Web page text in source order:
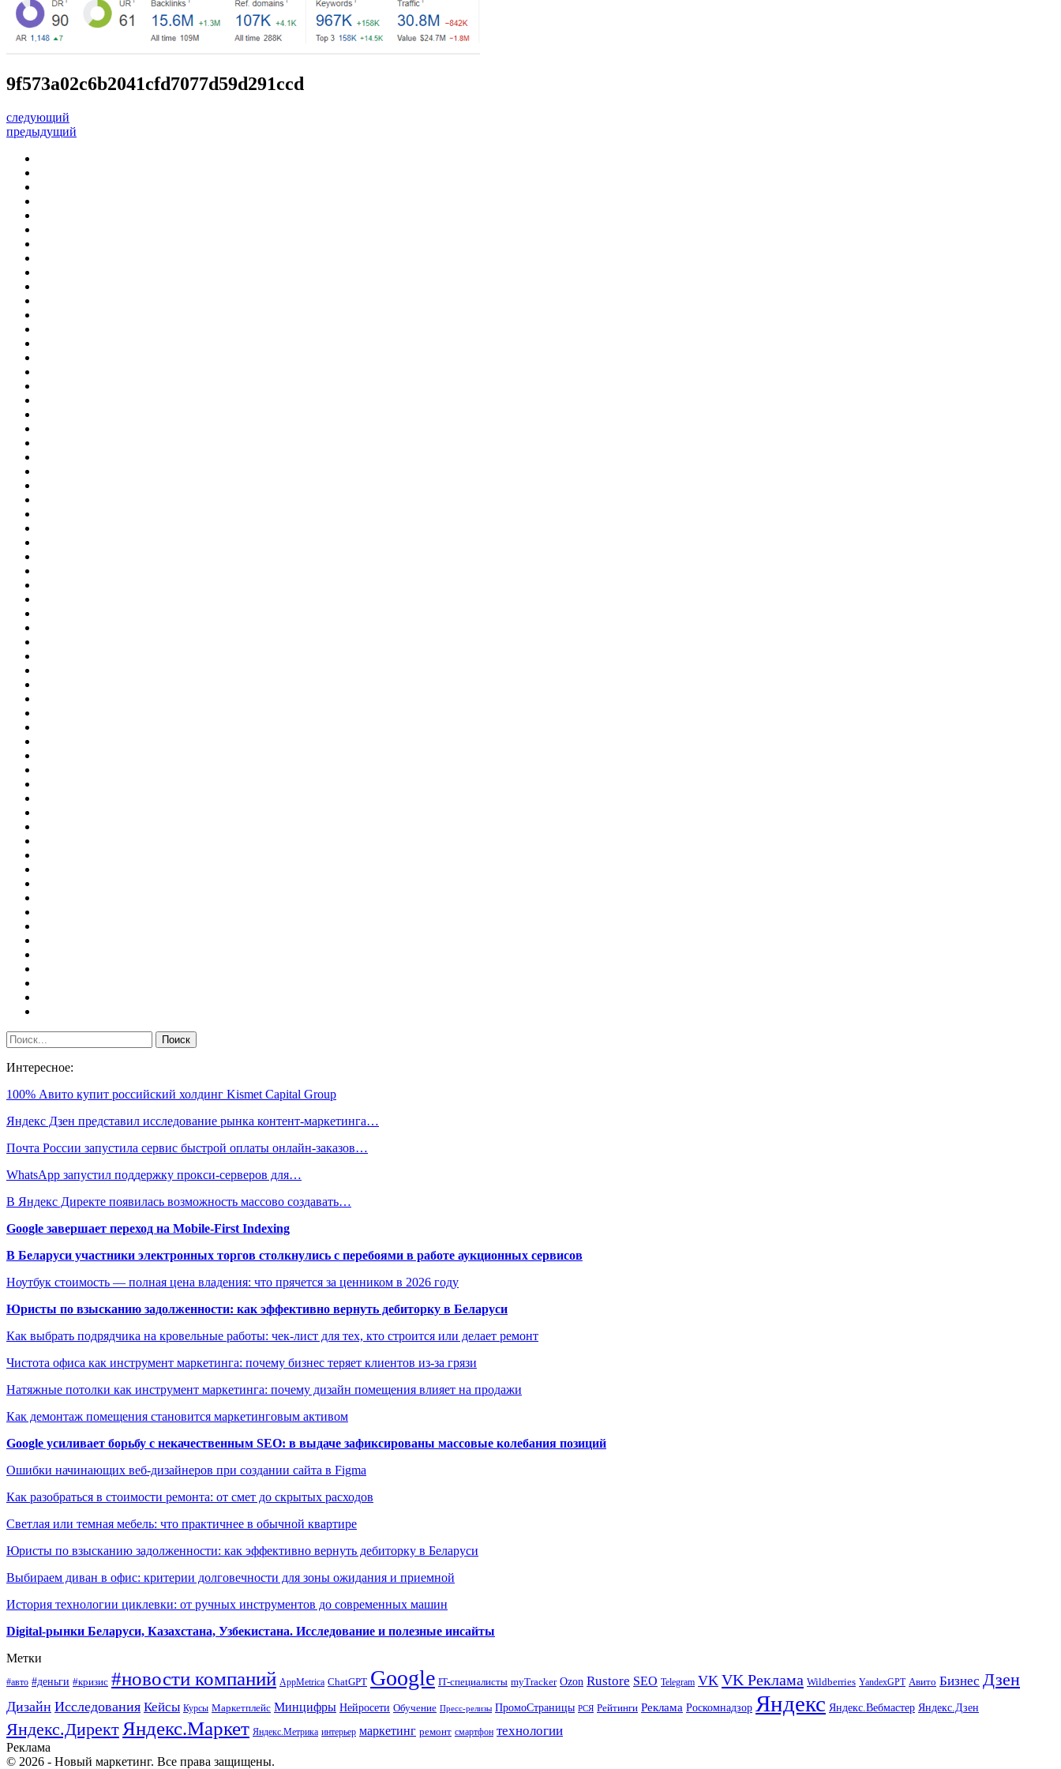
9f573a02c6b2041cfd7077d59d291ccd
следующий
предыдущий
Интересное:
100% Авито купит российский холдинг Kismet Capital Group
Яндекс Дзен представил исследование рынка контент-маркетинга…
Почта России запустила сервис быстрой оплаты онлайн-заказов…
WhatsApp запустил поддержку прокси-серверов для…
В Яндекс Директе появилась возможность массово создавать…
Google завершает переход на Mobile-First Indexing
В Беларуси участники электронных торгов столкнулись с перебоями в работе аукционных сервисов
Ноутбук стоимость — полная цена владения: что прячется за ценником в 2026 году
Юристы по взысканию задолженности: как эффективно вернуть дебиторку в Беларуси
Как выбрать подрядчика на кровельные работы: чек-лист для тех, кто строится или делает ремонт
Чистота офиса как инструмент маркетинга: почему бизнес теряет клиентов из-за грязи
Натяжные потолки как инструмент маркетинга: почему дизайн помещения влияет на продажи
Как демонтаж помещения становится маркетинговым активом
Google усиливает борьбу с некачественным SEO: в выдаче зафиксированы массовые колебания позиций
Ошибки начинающих веб-дизайнеров при создании сайта в Figma
Как разобраться в стоимости ремонта: от смет до скрытых расходов
Светлая или темная мебель: что практичнее в обычной квартире
Юристы по взысканию задолженности: как эффективно вернуть дебиторку в Беларуси
Выбираем диван в офис: критерии долговечности для зоны ожидания и приемной
История технологии циклевки: от ручных инструментов до современных машин
Digital-рынки Беларуси, Казахстана, Узбекистана. Исследование и полезные инсайты
Метки
#авто #деньги #кризис #новости компаний AppMetrica ChatGPT Google IT-специалисты myTracker Ozon Rustore SEO Telegram VK VK Реклама Wildberries YandexGPT Авито Бизнес Дзен
Дизайн Исследования Кейсы Курсы Маркетплейс Минцифры Нейросети Обучение Пресс-релизы ПромоСтраницы РСЯ Рейтинги Реклама Роскомнадзор Яндекс Яндекс.Вебмастер Яндекс.Дзен
Яндекс.ДиректЯндекс.Маркет Яндекс.Метрика интерьер маркетинг ремонт смартфон технологии
Реклама
© 2026 - Новый маркетинг. Все права защищены.